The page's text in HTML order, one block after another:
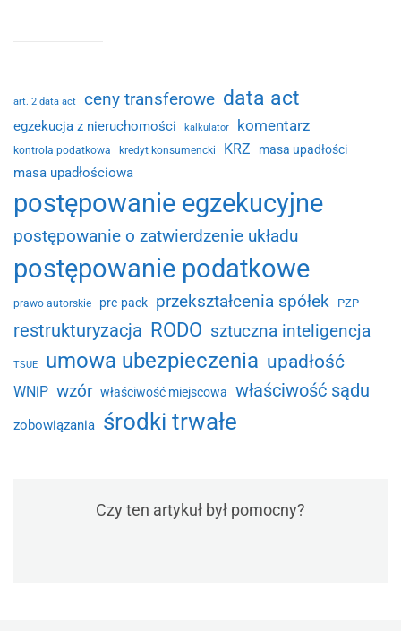
art. 2 data act ceny transferowe data act
egzekucja z nieruchomości kalkulator komentarz
kontrola podatkowa kredyt konsumencki KRZ masa upadłości
masa upadłościowa
postępowanie egzekucyjne
postępowanie o zatwierdzenie układu
postępowanie podatkowe
prawo autorskie pre-pack przekształcenia spółek PZP
restrukturyzacja RODO sztuczna inteligencja
TSUE umowa ubezpieczenia upadłość
WNiP wzór właściwość miejscowa właściwość sądu
zobowiązania środki trwałe
Czy ten artykuł był pomocny?